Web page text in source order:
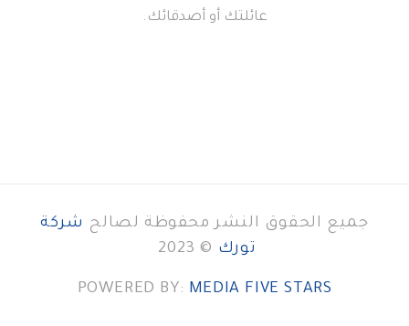
عائلتك أو أصدقائك.
جميع الحقوق النشر محفوظة لصالح شركة
تورك © 2023
POWERED BY: MEDIA FIVE STARS